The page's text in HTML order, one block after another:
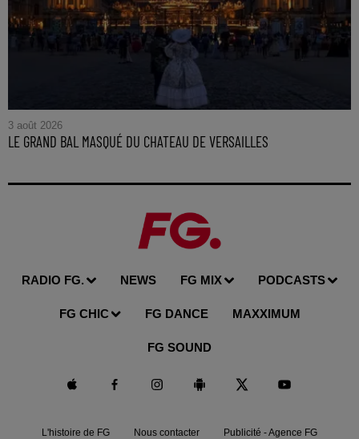
3 août 2026
LE GRAND BAL MASQUÉ DU CHATEAU DE VERSAILLES
RADIO FG. NEWS FG MIX PODCASTS
FG CHIC FG DANCE MAXXIMUM
FG SOUND
L'histoire de FG Nous contacter Publicité - Agence FG